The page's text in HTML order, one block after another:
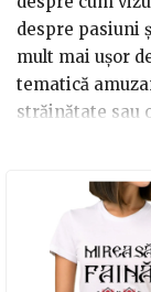
despre pasiuni
mult mai ușor
tematică
străinătate sau
pentru o
petrecere în
preferat al
trebuie să se
amuzante.